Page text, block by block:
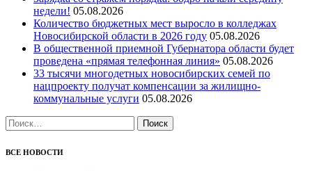
недели! 05.08.2026
Количество бюджетных мест выросло в колледжах
Новосибирской области в 2026 году 05.08.2026
В общественной приемной Губернатора области будет
проведена «прямая телефонная линия» 05.08.2026
33 тысячи многодетных новосибирских семей по
нацпроекту получат компенсации за жилищно-
коммунальные услуги 05.08.2026
Найти:
ВСЕ НОВОСТИ